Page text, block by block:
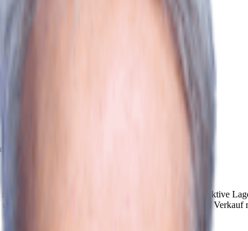
auf Google und Social-Media.
sollten genutzt werden!
helfen, den richtigen Käufer zu finden.
bei Familien und Berufspendlern. Die attraktive
zukünftige Entwicklungen helfen Eigentümern, den Verkauf